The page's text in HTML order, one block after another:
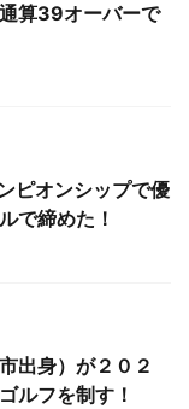
算39オーバーで
ピオンシップで優
で締めた！
出身）が２０２
ルフを制す！